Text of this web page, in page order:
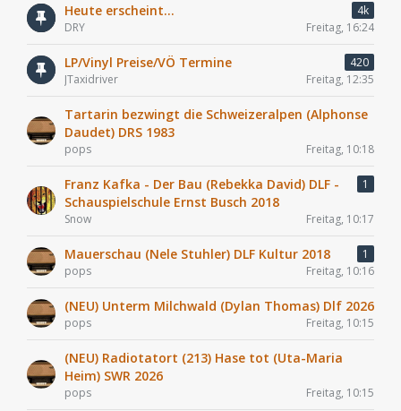
Heute erscheint...
4k
DRY
Freitag, 16:24
LP/Vinyl Preise/VÖ Termine
420
JTaxidriver
Freitag, 12:35
Tartarin bezwingt die Schweizeralpen (Alphonse
Daudet) DRS 1983
pops Freitag, 10:18
Franz Kafka - Der Bau (Rebekka David) DLF -
Schauspielschule Ernst Busch 2018
1
Snow Freitag, 10:17
Mauerschau (Nele Stuhler) DLF Kultur 2018
1
pops
Freitag, 10:16
(NEU) Unterm Milchwald (Dylan Thomas) Dlf 2026
pops Freitag, 10:15
(NEU) Radiotatort (213) Hase tot (Uta-Maria
Heim) SWR 2026
pops Freitag, 10:15